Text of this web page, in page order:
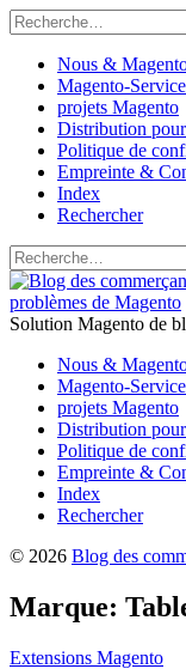
Nous &
Magento-
projets Magento
Distribution
Politique de
Empreinte &
Index
Rechercher
Solution Magento de
Nous &
Magento-
projets Magento
Distribution
Politique de
Empreinte &
Index
Rechercher
© 2026 Blog des
Marque:
Extensions Magento